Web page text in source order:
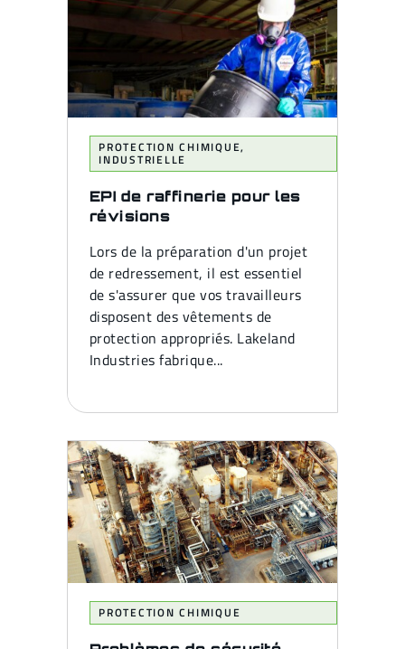
PROTECTION CHIMIQUE,
INDUSTRIELLE
EPI de raffinerie pour les
révisions
Lors de la préparation d'un projet
de redressement, il est essentiel
de s'assurer que vos travailleurs
disposent des vêtements de
protection appropriés. Lakeland
Industries fabrique...
PROTECTION CHIMIQUE